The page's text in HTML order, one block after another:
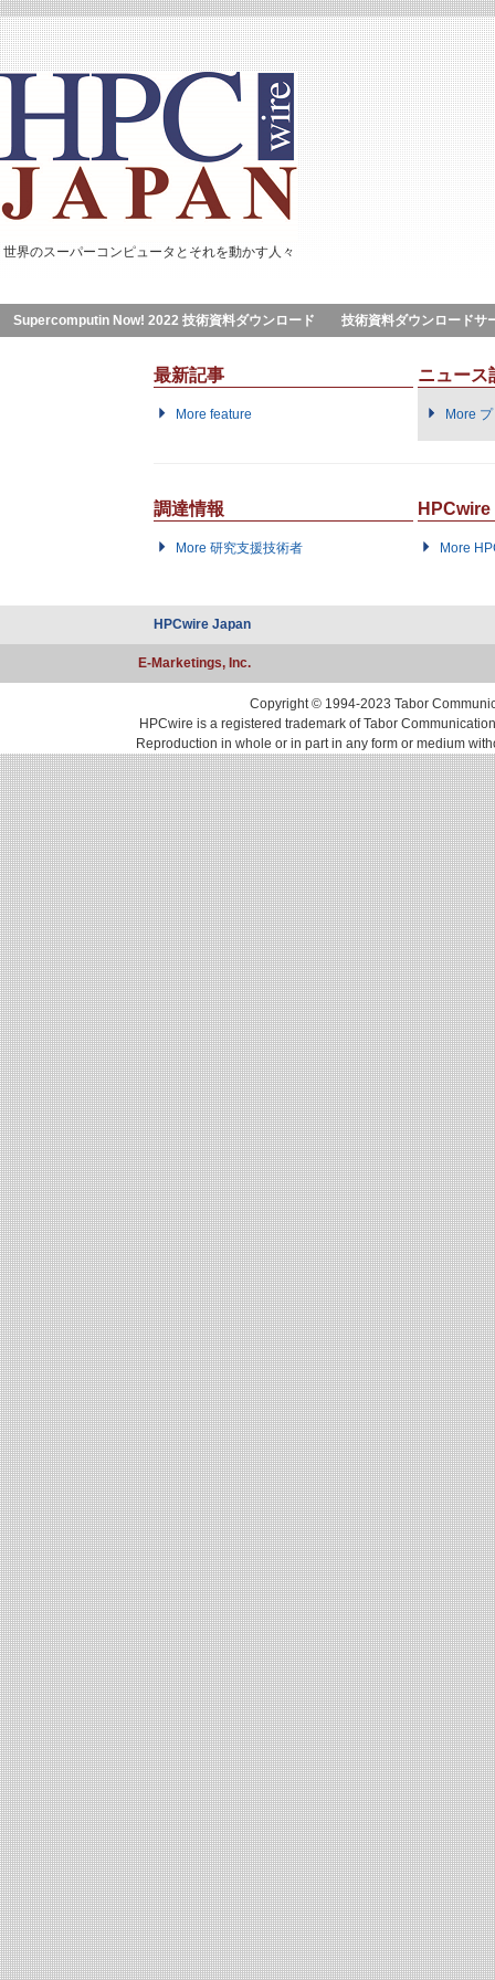
世界のスーパーコンピュータとそれを動かす人々
Supercomputin Now! 2022 技術資料ダウンロード 技術資料ダウンロードサ
最新記事
More feature
ニュース
More
調達情報
More 研究支援技術者 More
HPCwire Japan
E-Marketings, Inc.
Copyright © 1994-2023 Tabor
HPCwire is a registered trademark of Tabor
Reproduction in whole or in part in any form or medium